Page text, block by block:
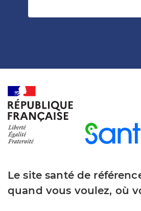
Le site santé de
quand vous voulez, où